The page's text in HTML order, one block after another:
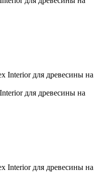
для древесины на